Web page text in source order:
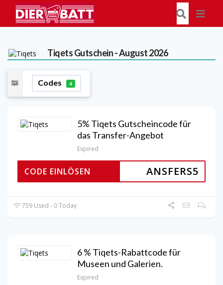
TiqetsGutschein - August 2026
Codes 4
5% Tiqets Gutscheincode für
das Transfer-Angebot
Expired
ANSFERS5
CODE EINLÖSEN
759 Used - 0 Today
6 % Tiqets-Rabattcode für
Museen und Galerien.
Expired